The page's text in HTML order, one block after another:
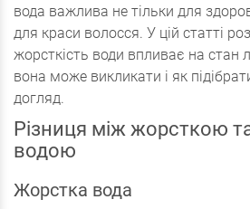
вода важлива не тільки для
для краси волосся. У цій статті
жорсткість води впливає на стан
вона може викликати і як
догляд.
Різниця між жорсткою
водою
Жорстка вода